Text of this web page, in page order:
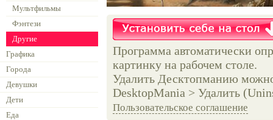
Мультфильмы
Фэнтези
Другие
Графика
Города
Девушки
Дети
Еда
Программа автоматически
картинку на рабочем столе.
Удалить Десктопманию
DesktopMania > Удалить
Пользовательское соглашение